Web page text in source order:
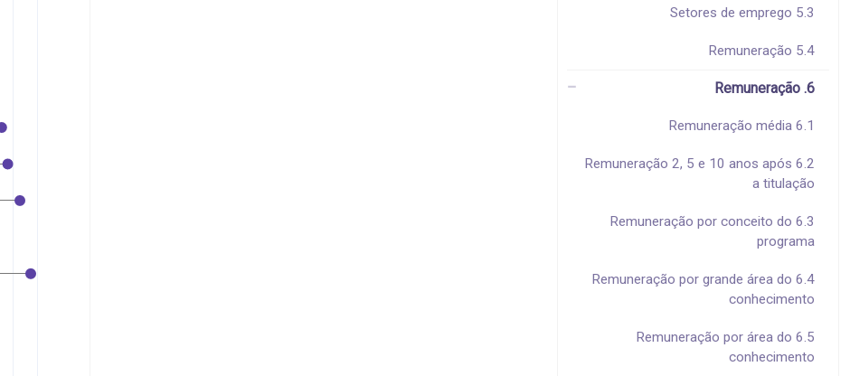
5.3 Setores de emprego
5.4 Remuneração
6. Remuneração
6.1 Remuneração média
6.2 Remuneração 2, 5 e 10 anos após
a titulação
6.3 Remuneração por conceito do
programa
6.4 Remuneração por grande área do
conhecimento
6.5 Remuneração por área do
conhecimento